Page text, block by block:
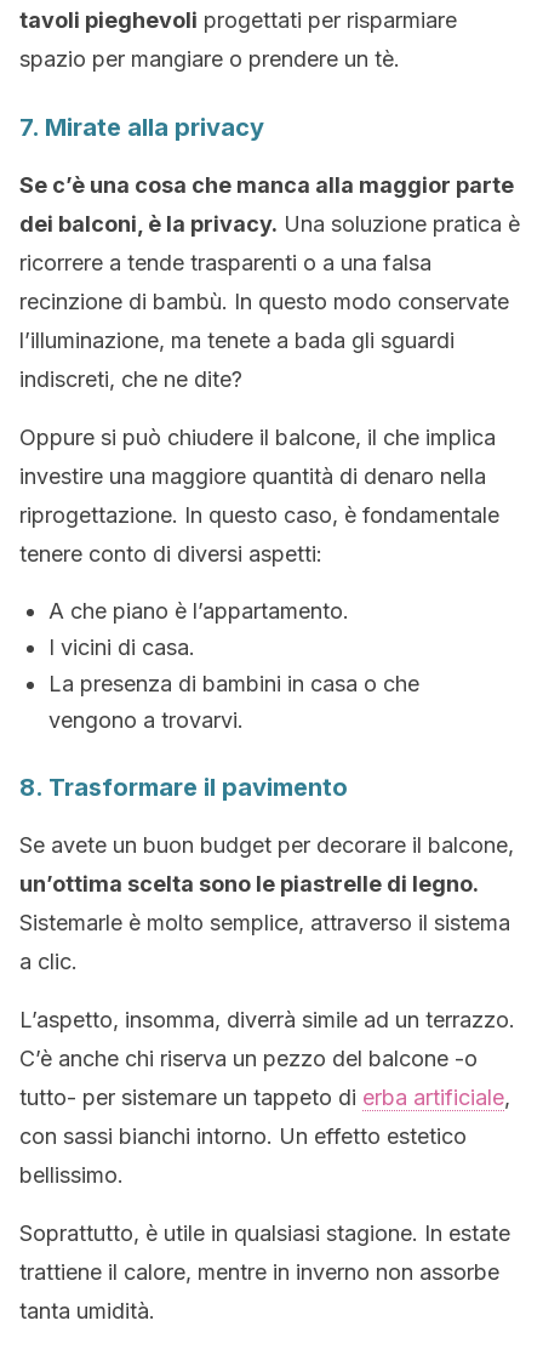
tavoli pieghevoli progettati per risparmiare
spazio per mangiare o prendere un tè.
7. Mirate alla privacy
Se c’è una cosa che manca alla maggior parte
dei balconi, è la privacy. Una soluzione pratica è
ricorrere a tende trasparenti o a una falsa
recinzione di bambù. In questo modo conservate
l’illuminazione, ma tenete a bada gli sguardi
indiscreti, che ne dite?
Oppure si può chiudere il balcone, il che implica
investire una maggiore quantità di denaro nella
riprogettazione. In questo caso, è fondamentale
tenere conto di diversi aspetti:
A che piano è l’appartamento.
I vicini di casa.
La presenza di bambini in casa o che
vengono a trovarvi.
8. Trasformare il pavimento
Se avete un buon budget per decorare il balcone,
un’ottima scelta sono le piastrelle di legno.
Sistemarle è molto semplice, attraverso il sistema
a clic.
L’aspetto, insomma, diverrà simile ad un terrazzo.
C’è anche chi riserva un pezzo del balcone -o
tutto- per sistemare un tappeto di erba artificiale,
con sassi bianchi intorno. Un effetto estetico
bellissimo.
Soprattutto, è utile in qualsiasi stagione. In estate
trattiene il calore, mentre in inverno non assorbe
tanta umidità.